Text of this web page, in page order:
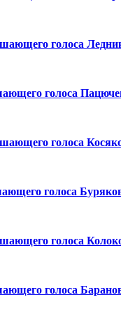
голоса
голоса
голоса
голоса
голоса
голоса